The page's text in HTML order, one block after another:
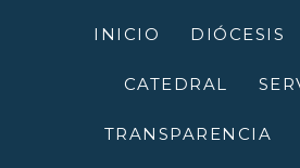
INICIO DIÓCESIS
CATEDRAL
TRANSPARENCIA